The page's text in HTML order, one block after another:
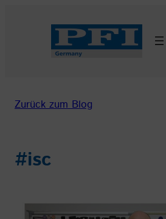
Zurück zum Blog
#isc